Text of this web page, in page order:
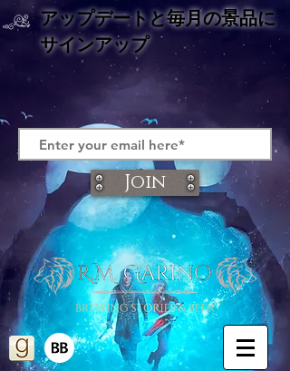
アップデートと毎月の景品に
サインアップ
Join